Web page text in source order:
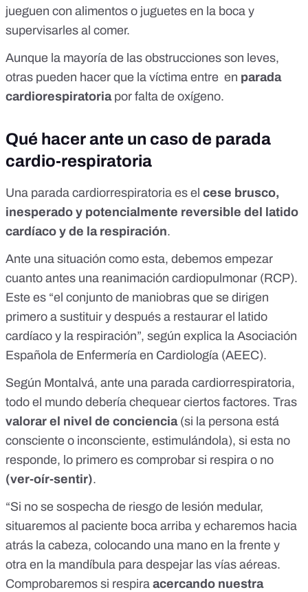
jueguen con alimentos o juguetes en la boca y
supervisarles al comer.
Aunque la mayoría de las obstrucciones son leves,
otras pueden hacer que la víctima entre en parada
cardiorespiratoria por falta de oxígeno.
Qué hacer ante un caso de parada
cardio-respiratoria
Una parada cardiorrespiratoria es el cese brusco,
inesperado y potencialmente reversible del latido
cardíaco y de la respiración.
Ante una situación como esta, debemos empezar
cuanto antes una reanimación cardiopulmonar (RCP).
Este es “el conjunto de maniobras que se dirigen
primero a sustituir y después a restaurar el latido
cardíaco y la respiración”, según explica la Asociación
Española de Enfermería en Cardiología (AEEC).
Según Montalvá, ante una parada cardiorrespiratoria,
todo el mundo debería chequear ciertos factores. Tras
valorar el nivel de conciencia(si la persona está
consciente o inconsciente, estimulándola), si esta no
responde, lo primero es comprobar si respira o no
(ver-oír-sentir).
“Si no se sospecha de riesgo de lesión medular,
situaremos al paciente boca arriba y echaremos hacia
atrás la cabeza, colocando una mano en la frente y
otra en la mandíbula para despejar las vías aéreas.
Comprobaremos si respira acercando nuestra